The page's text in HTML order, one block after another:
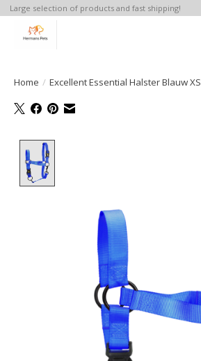
Large selection of products and fast shipping!
Home / Excellent Essential Halster Blauw XS